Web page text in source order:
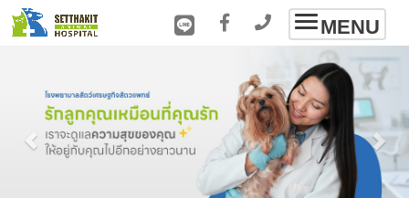
Toggle
navigation
MENU